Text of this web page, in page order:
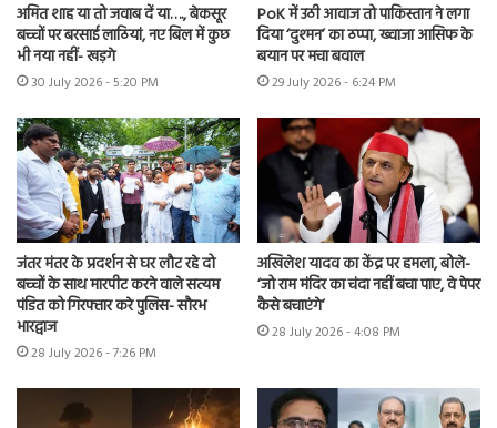
अमित शाह या तो जवाब दें या…., बेकसूर
बच्चों पर बरसाई लाठियां, नए बिल में कुछ
भी नया नहीं- खड़गे
30 July 2026 - 5:20 PM
PoK में उठी आवाज तो पाकिस्तान ने लगा
दिया ‘दुश्मन’ का ठप्पा, ख्वाजा आसिफ के
बयान पर मचा बवाल
29 July 2026 - 6:24 PM
जंतर मंतर के प्रदर्शन से घर लौट रहे दो
बच्चों के साथ मारपीट करने वाले सत्यम
पंडित को गिरफ्तार करे पुलिस- सौरभ
भारद्वाज
28 July 2026 - 7:26 PM
अखिलेश यादव का केंद्र पर हमला, बोले-
‘जो राम मंदिर का चंदा नहीं बचा पाए, वे पेपर
कैसे बचाएंगे’
28 July 2026 - 4:08 PM